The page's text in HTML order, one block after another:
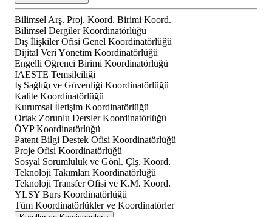
Bilimsel Arş. Proj. Koord. Birimi Koord.
Bilimsel Dergiler Koordinatörlüğü
Dış İlişkiler Ofisi Genel Koordinatörlüğü
Dijital Veri Yönetim Koordinatörlüğü
Engelli Öğrenci Birimi Koordinatörlüğü
IAESTE Temsilciliği
İş Sağlığı ve Güvenliği Koordinatörlüğü
Kalite Koordinatörlüğü
Kurumsal İletişim Koordinatörlüğü
Ortak Zorunlu Dersler Koordinatörlüğü
ÖYP Koordinatörlüğü
Patent Bilgi Destek Ofisi Koordinatörlüğü
Proje Ofisi Koordinatörlüğü
Sosyal Sorumluluk ve Gönl. Çlş. Koord.
Teknoloji Takımları Koordinatörlüğü
Teknoloji Transfer Ofisi ve K.M. Koord.
YLSY Burs Koordinatörlüğü
Tüm Koordinatörlükler ve Koordinatörler